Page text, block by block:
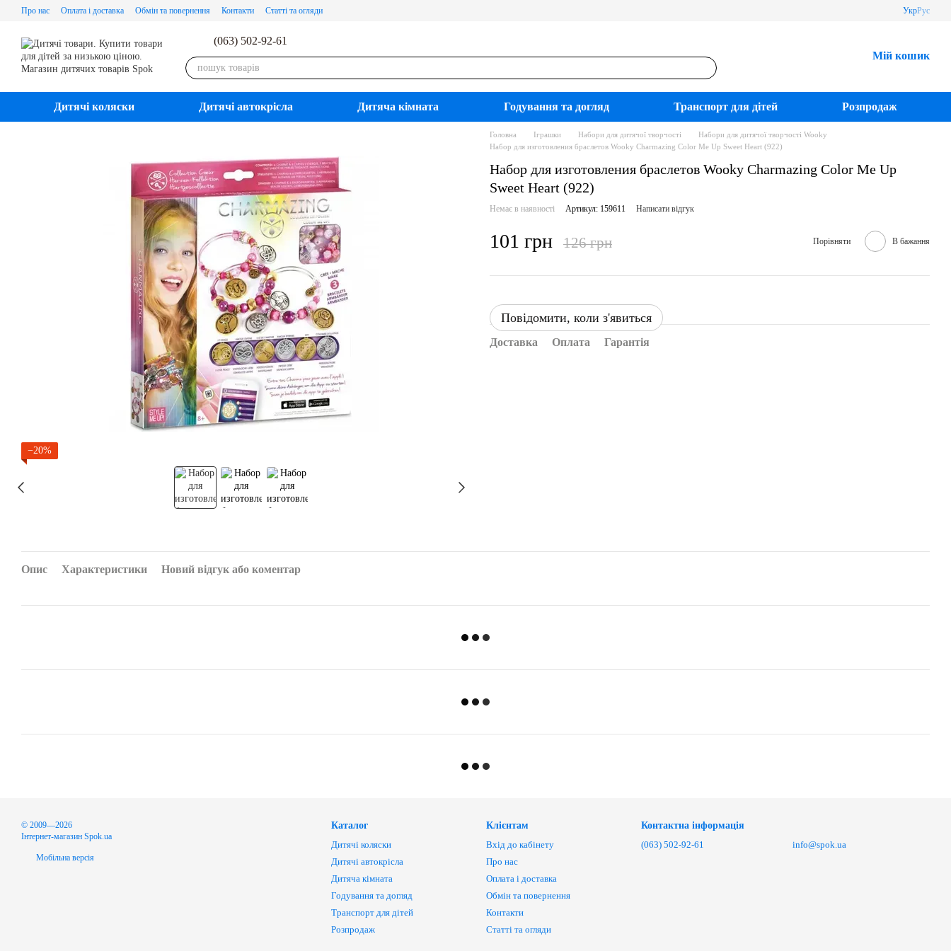
Перейти до основного контенту
Про нас Оплата і доставка Обмін та повернення Контакти Статті та огляди УкрРус
(063) 502-92-61
Мій кошик
Дитячі коляски Дитячі автокрісла Дитяча кімната Годування та догляд Транспорт для дітей Розпродаж
−20%
Головна Іграшки Набори для дитячої творчості
Набори для дитячої творчості Wooky
Набор для изготовления браслетов Wooky Charmazing Color Me Up Sweet Heart (922)
Набор для изготовления браслетов Wooky Charmazing Color Me Up
Sweet Heart (922)
Немає в наявності Артикул: 159611 Написати відгук
101 грн 126 грн Порівняти В бажання
Повідомити, коли з'явиться
Доставка Оплата Гарантія
Опис Характеристики Новий відгук або коментар
© 2009—2026
Інтернет-магазин Spok.ua
Мобільна версія
Каталог
Дитячі коляски
Дитячі автокрісла
Дитяча кімната
Годування та догляд
Транспорт для дітей
Розпродаж
Клієнтам
Вхід до кабінету
Про нас
Оплата і доставка
Обмін та повернення
Контакти
Статті та огляди
Контактна інформація
(063) 502-92-61
info@spok.ua